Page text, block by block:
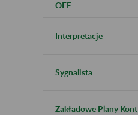
OFE
Interpretacje
Sygnalista
Zakładowe Plany Kont